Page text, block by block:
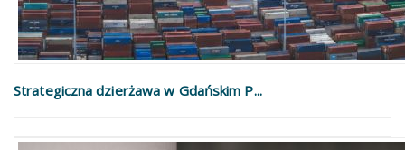
Strategiczna dzierżawa w Gdańskim P...